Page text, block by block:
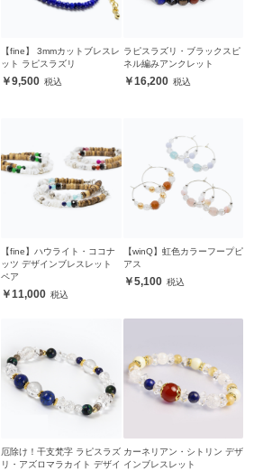
【fine】 3mmカットブレスレ
ット ラピスラズリ
9,500
ラピスラズリ・ブラックスピ
ネル編みアンクレット
16,200
【fine】ハウライト・ココナ
ッツ デザインブレスレット
ペア
11,000
【winQ】虹色カラーフープピ
アス
5,100
厄除け！干支梵字 ラピスラズ
リ・アズロマラカイト デザイ
カーネリアン・シトリン デザ
インブレスレット